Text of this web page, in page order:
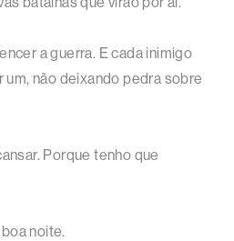
a guerra. E cada inimigo
um, não deixando pedra sobre
Porque tenho que
noite.